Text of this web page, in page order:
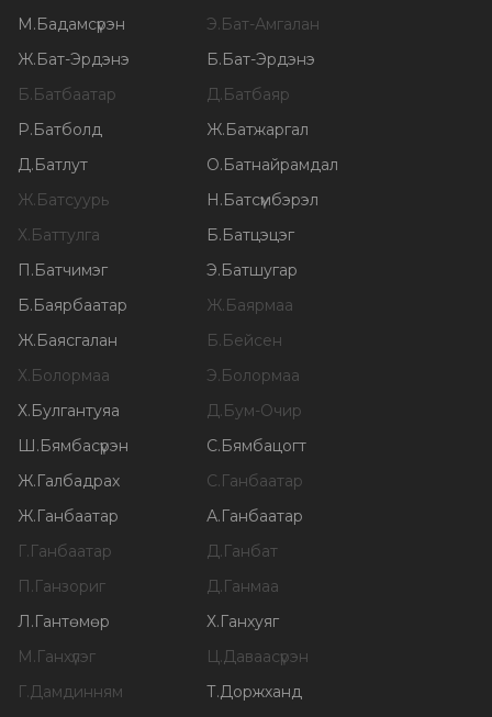
М.Бадамсүрэн Э.Бат-Амгалан
Ж.Бат-Эрдэнэ Б.Бат-Эрдэнэ
Б.Батбаатар Д.Батбаяр
Р.Батболд Ж.Батжаргал
Д.Батлут О.Батнайрамдал
Ж.Батсуурь Н.Батсүмбэрэл
Х.Баттулга Б.Батцэцэг
П.Батчимэг Э.Батшугар
Б.Баярбаатар Ж.Баярмаа
Ж.Баясгалан Б.Бейсен
Х.Болормаа Э.Болормаа
Х.Булгантуяа Д.Бум-Очир
Ш.Бямбасүрэн С.Бямбацогт
Ж.Галбадрах С.Ганбаатар
Ж.Ганбаатар А.Ганбаатар
Г.Ганбаатар Д.Ганбат
П.Ганзориг Д.Ганмаа
Л.Гантөмөр Х.Ганхуяг
М.Ганхүлэг Ц.Даваасүрэн
Г.Дамдинням Т.Доржханд